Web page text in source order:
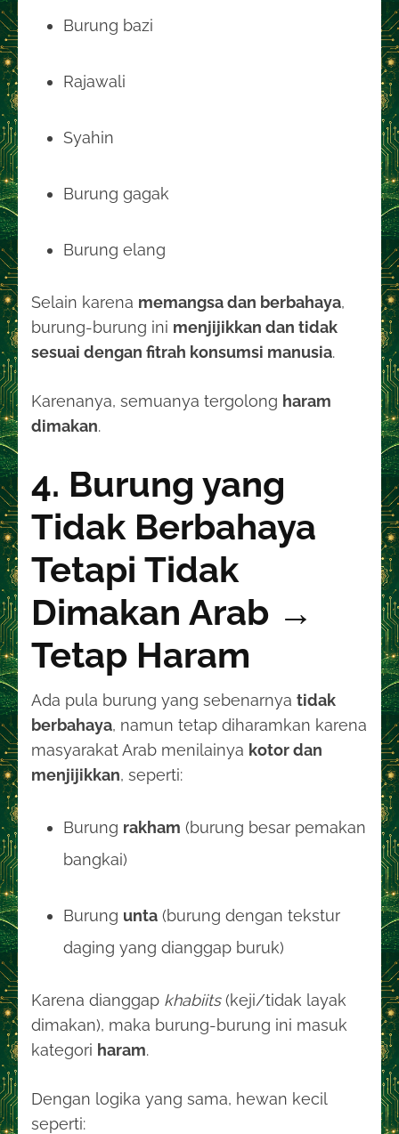
Burung bazi
Rajawali
Syahin
Burung gagak
Burung elang
Selain karena memangsa dan berbahaya,
burung-burung ini menjijikkan dan tidak
sesuai dengan fitrah konsumsi manusia.
Karenanya, semuanya tergolong haram
dimakan.
4. Burung yang
Tidak Berbahaya
Tetapi Tidak
Dimakan Arab →
Tetap Haram
Ada pula burung yang sebenarnya tidak
berbahaya, namun tetap diharamkan karena
masyarakat Arab menilainya kotor dan
menjijikkan, seperti:
Burung rakham (burung besar pemakan
bangkai)
Burung unta (burung dengan tekstur
daging yang dianggap buruk)
Karena dianggap khabiits(keji/tidak layak
dimakan), maka burung-burung ini masuk
kategori haram.
Dengan logika yang sama, hewan kecil
seperti: